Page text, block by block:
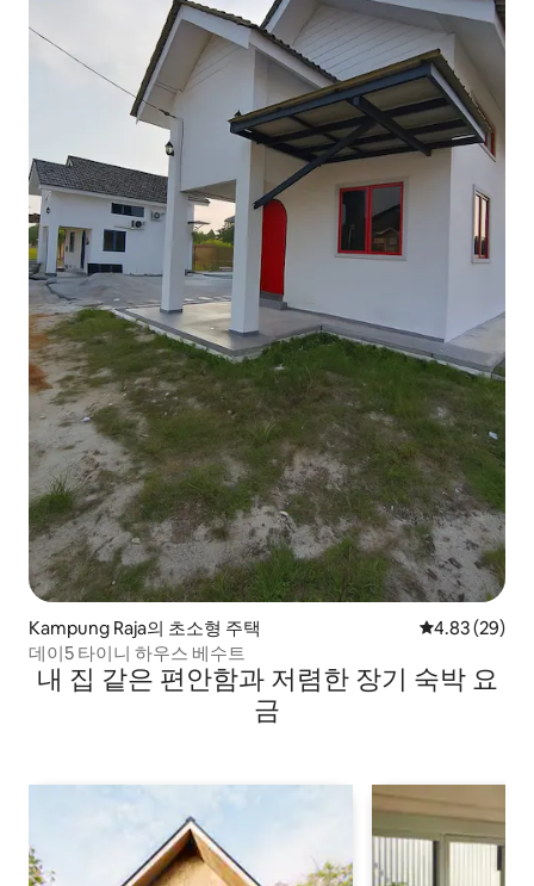
Kampung Raja의 초소형 주택 평점 4.83점(5
4.83 (29)
데이5 타이니 하우스 베수트
내 집 같은 편안함과 저렴한 장기 숙박 요
금